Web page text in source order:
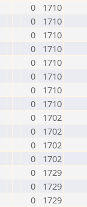
0
1710
0
1710
0
1710
0
1710
0
1710
0
1710
0
1710
0
1710
0
1702
0
1702
0
1702
0
1702
0
1729
0
1729
0
1729